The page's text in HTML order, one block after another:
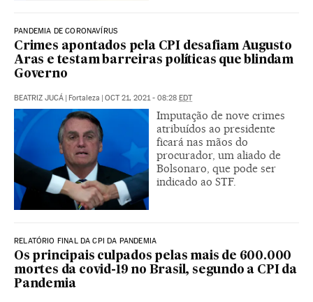
PANDEMIA DE CORONAVÍRUS
Crimes apontados pela CPI desafiam Augusto
Aras e testam barreiras políticas que blindam
Governo
BEATRIZ JUCÁ | Fortaleza | OCT 21, 2021 - 08:28 EDT
Imputação de nove crimes
atribuídos ao presidente
ficará nas mãos do
procurador, um aliado de
Bolsonaro, que pode ser
indicado ao STF.
RELATÓRIO FINAL DA CPI DA PANDEMIA
Os principais culpados pelas mais de 600.000
mortes da covid-19 no Brasil, segundo a CPI da
Pandemia